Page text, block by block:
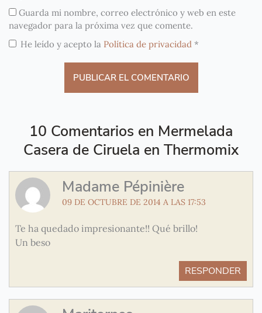
Guarda mi nombre, correo electrónico y web en este
navegador para la próxima vez que comente.
He leído y acepto la Política de privacidad *
10 Comentarios en Mermelada
Casera de Ciruela en Thermomix
Madame Pépinière
09 DE OCTUBRE DE 2014 A LAS 17:53
Te ha quedado impresionante!! Qué brillo!
Un beso
RESPONDER